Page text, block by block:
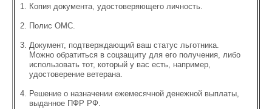
Копия документа, удостоверяющего личность.
Полис ОМС.
Документ, подтверждающий ваш статус льготника.
Можно обратиться в соцзащиту для его получения, либо
использовать тот, который у вас есть, например,
удостоверение ветерана.
Решение о назначении ежемесячной денежной выплаты,
выданное ПФР РФ.